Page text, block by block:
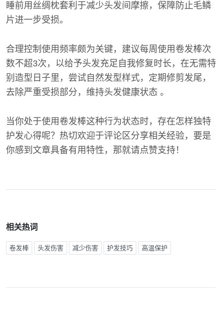
睡前用丝绸枕套利于减少头发间摩擦，保障防止毛鳞
片进一步受损。
合理控制使用频率颇为关键，建议每周使用卷发棒次
数不超3次，以给予头发充足自我修复时长，在无需特
别造型日子里，尝试自然发型样式，定期修剪发尾，
去除严重受损部分，维持头发健康状态 。
当你处于使用卷发棒这种行为状态时，存在怎样独特
护发心得呢？热切欢迎于评论区分享相关经验，要是
你感到文章具备有用特性，那就请点赞支持！
相关热词
卷发棒 头发伤害 减少伤害 护发技巧 高温保护